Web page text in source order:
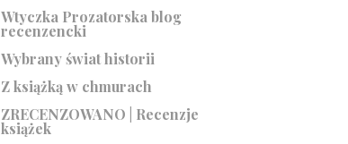
Wtyczka Prozatorska blog
recenzencki
Wybrany świat historii
Z książką w chmurach
ZRECENZOWANO | Recenzje
książek